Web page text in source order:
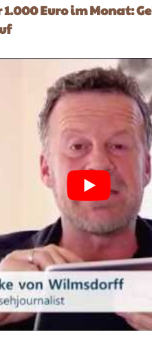
Euro im Monat: